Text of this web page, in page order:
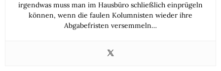
irgendwas muss man im Hausbüro schließlich einprügeln
können, wenn die faulen Kolumnisten wieder ihre
Abgabefristen versemmeln…